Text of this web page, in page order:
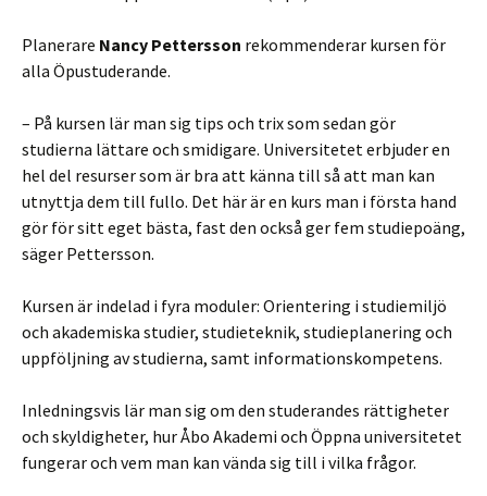
Planerare Nancy Pettersson rekommenderar kursen för
alla Öpustuderande.
– På kursen lär man sig tips och trix som sedan gör
studierna lättare och smidigare. Universitetet erbjuder en
hel del resurser som är bra att känna till så att man kan
utnyttja dem till fullo. Det här är en kurs man i första hand
gör för sitt eget bästa, fast den också ger fem studiepoäng,
säger Pettersson.
Kursen är indelad i fyra moduler: Orientering i studiemiljö
och akademiska studier, studieteknik, studieplanering och
uppföljning av studierna, samt informationskompetens.
Inledningsvis lär man sig om den studerandes rättigheter
och skyldigheter, hur Åbo Akademi och Öppna universitetet
fungerar och vem man kan vända sig till i vilka frågor.